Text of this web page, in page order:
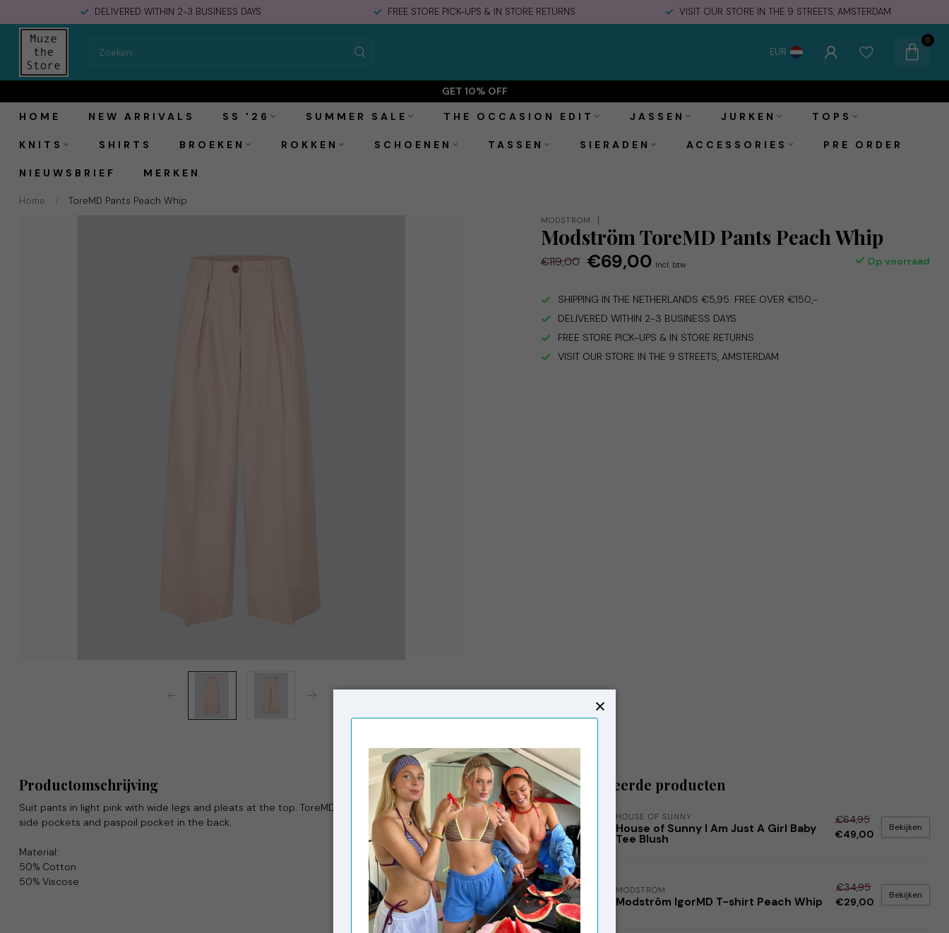
DELIVERED WITHIN 2-3 BUSINESS DAYS FREE STORE PICK-UPS & IN STORE RETURNS VISIT OUR STORE IN THE 9 STREETS, AMSTERDAM
EUR
0
GET 10% OFF
HOME
NEW ARRIVALS SS '26 SUMMER SALE THE OCCASION EDIT JASSEN JURKEN TOPS
KNITS SHIRTS BROEKEN ROKKEN SCHOENEN TASSEN SIERADEN ACCESSORIES PRE ORDER
NIEUWSBRIEF MERKEN
Home / ToreMD Pants Peach Whip
Modström ToreMD Pants Peach Whip Toevoegen aan winkelwagen
MODSTRÖM
Modström ToreMD Pants Peach Whip
€119,00 €69,00 Incl. btw Op voorraad
SHIPPING IN THE NETHERLANDS €5,95. FREE OVER €150,-
DELIVERED WITHIN 2-3 BUSINESS DAYS
FREE STORE PICK-UPS & IN STORE RETURNS
VISIT OUR STORE IN THE 9 STREETS, AMSTERDAM
Productomschrijving
Suit pants in light pink with wide legs and pleats at the top. ToreMD pants have a medium-high waist, zipper,
side pockets and paspoil pocket in the back.
Material:
50% Cotton
50% Viscose
Gerelateerde producten
HOUSE OF SUNNY
House of Sunny I Am Just A Girl Baby
Tee Blush
€64,95
€49,00
Bekijken
MODSTRÖM
Modström IgorMD T-shirt Peach Whip
€34,95
€29,00
Bekijken